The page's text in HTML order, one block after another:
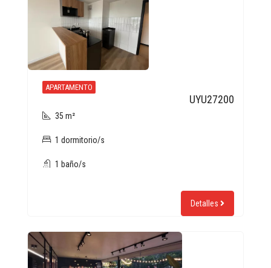
APARTAMENTO
UYU27200
35 m²
1 dormitorio/s
1 baño/s
Detalles